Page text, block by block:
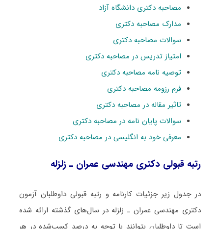
مصاحبه دکتری دانشگاه آزاد
مدارک مصاحبه دکتری
سوالات مصاحبه دکتری
امتیاز تدریس در مصاحبه دکتری
توصیه نامه مصاحبه دکتری
فرم رزومه مصاحبه دکتری
تاثیر مقاله در مصاحبه دکتری
سوالات پایان نامه در مصاحبه دکتری
معرفی خود به انگلیسی در مصاحبه دکتری
رتبه قبولی دکتری ﻣﻬﻨﺪسی ﻋﻤﺮان ـ زلزله
در جدول زیر جزئیات کارنامه و رتبه قبولی داوطلبان آزمون
دکتری ﻣﻬﻨﺪسی ﻋﻤﺮان ـ زلزله در سال‌های گذشته ارائه شده
است تا داوطلبان بتوانند با توجه به درصد کسب‌شده در هر